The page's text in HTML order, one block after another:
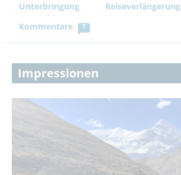
Unterbringung
Reiseverlängerung
Kommentare
7
Impressionen